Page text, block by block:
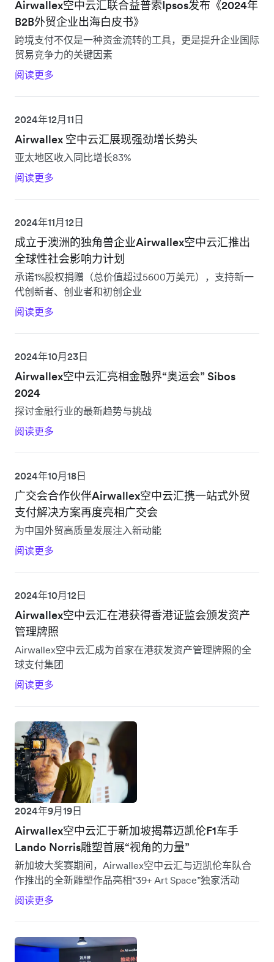
Airwallex空中云汇联合益普索Ipsos发布《2024年
B2B外贸企业出海白皮书》
跨境支付不仅是一种资金流转的工具，更是提升企业国际
贸易竞争力的关键因素
阅读更多
2024年12月11日
Airwallex 空中云汇展现强劲增长势头
亚太地区收入同比增长83%
阅读更多
2024年11月12日
成立于澳洲的独角兽企业Airwallex空中云汇推出
全球性社会影响力计划
承诺1%股权捐赠（总价值超过5600万美元），支持新一
代创新者、创业者和初创企业
阅读更多
2024年10月23日
Airwallex空中云汇亮相金融界“奥运会” Sibos
2024
探讨金融行业的最新趋势与挑战
阅读更多
2024年10月18日
广交会合作伙伴Airwallex空中云汇携一站式外贸
支付解决方案再度亮相广交会
为中国外贸高质量发展注入新动能
阅读更多
2024年10月12日
Airwallex空中云汇在港获得香港证监会颁发资产
管理牌照
Airwallex空中云汇成为首家在港获发资产管理牌照的全
球支付集团
阅读更多
2024年9月19日
Airwallex空中云汇于新加坡揭幕迈凯伦F1车手
Lando Norris雕塑首展“视角的力量”
新加坡大奖赛期间，Airwallex空中云汇与迈凯伦车队合
作推出的全新雕塑作品亮相“39+ Art Space”独家活动
阅读更多